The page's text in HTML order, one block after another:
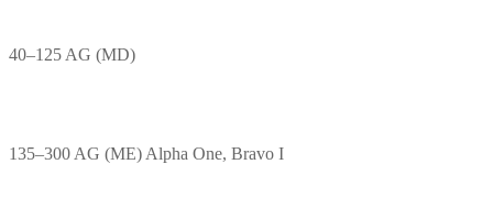
40–125 AG (MD)
135–300 AG (ME) Alpha One, Bravo I